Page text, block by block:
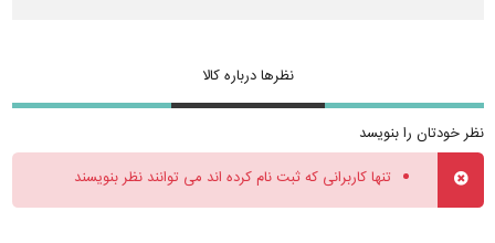
نظرها درباره کالا
نظر خودتان را بنویسد
تنها کاربرانی که ثبت نام کرده اند می توانند نظر بنویسند